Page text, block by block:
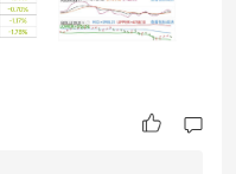
在震荡中修复元气，别
持